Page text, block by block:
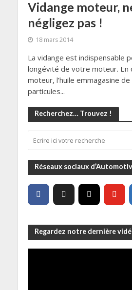
Vidange moteur,
négligez pas !
18 mars 2014
La vidange est indispensable
longévité de votre moteur. En
moteur, l’huile emmagasine
particules...
Recherchez… Trouvez !
Réseaux sociaux
Regardez notre dernière